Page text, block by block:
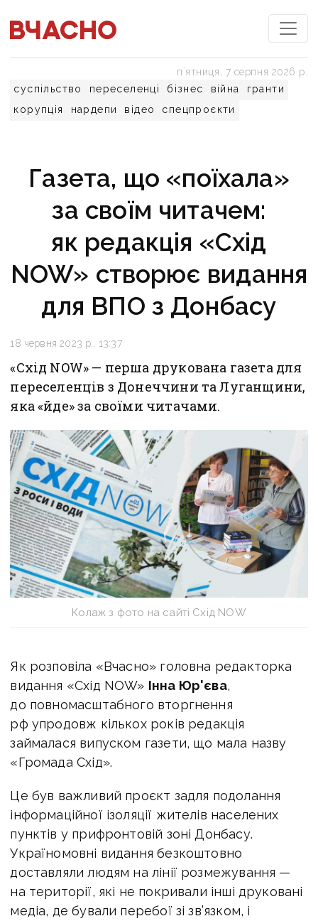
суспільство переселенці бізнес війна
гранти
корупція
нардепи відео спецпроєкти
пʼятниця, 7 серпня 2026 р.
Газета, що «поїхала»
за своїм читачем:
як редакція «Схід
NOW» створює видання
для ВПО з Донбасу
18 червня 2023 р., 13:37
«Схід NOW» — перша друкована газета для
переселенців з Донеччини та Луганщини,
яка «йде» за своїми читачами.
Колаж з фото на сайті Схід NOW
Як розповіла «Вчасно» головна редакторка
видання «Cхід NOW» Інна Юр'єва,
до повномасштабного вторгнення
рф упродовж кількох років редакція
займалася випуском газети, що мала назву
«Громада Схід».
Це був важливий проєкт задля подолання
інформаційної ізоляції жителів населених
пунктів у прифронтовій зоні Донбасу.
Україномовні видання безкоштовно
доставляли людям на лінії розмежування —
на території, які не покривали інші друковані
медіа, де бували перебої зі зв’язком, і